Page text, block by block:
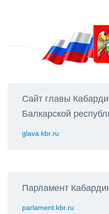
Сайт главы
Балкарской
glava.kbr.ru
Парламент
parlament.kbr.ru